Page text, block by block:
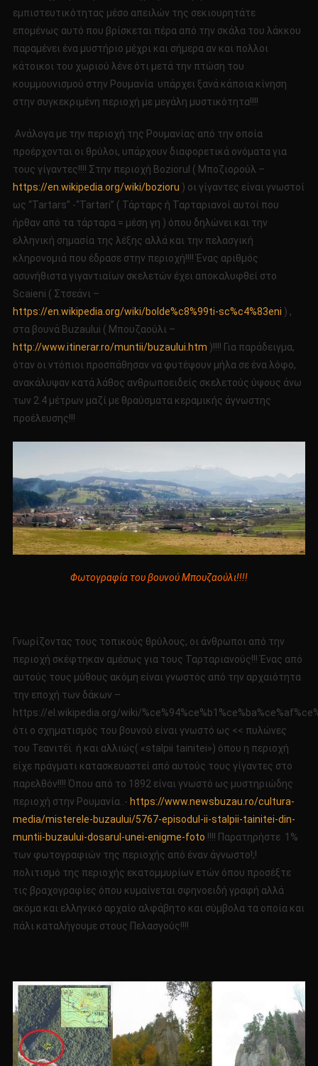
εμπιστευτικότητας μέσο απειλών της σεκιουρητάτε
επομένως αυτό που βρίσκεται πέρα ​​από την σκάλα του λάκκου
παραμένει ένα μυστήριο μέχρι και σήμερα αν και πολλοι
κάτοικοι του χωριού λένε ότι μετά την πτώση του
κουμμουνισμού στην Ρουμανία υπάρχει ξανά κάποια κίνηση
στην συγκεκριμένη περιοχή με μεγάλη μυστικότητα!!!!
Ανάλογα με την περιοχή της Ρουμανίας από την οποία
προέρχονται οι θρύλοι, υπάρχουν διαφορετικά ονόματα για
τους γίγαντες!!!! Στην περιοχή Boziorul ( Μποζιορούλ –
https://en.wikipedia.org/wiki/bozioru ) οι γίγαντες είναι γνωστοί
ως “Tartars” -“Tartari” ( Τάρταρς ή Ταρταριανοί αυτοί που
ήρθαν από τα τάρταρα = μέση γη ) όπου δηλώνει και την
ελληνική σημασία της λέξης αλλά και την πελασγική
κληρονομιά που έδρασε στην περιοχή!!!! Ένας αριθμός
ασυνήθιστα γιγαντιαίων σκελετών έχει αποκαλυφθεί στο
Scaieni ( Στσεάνι –
https://en.wikipedia.org/wiki/bolde%c8%99ti-sc%c4%83eni ) ,
στα βουνά Buzaului ( Μπουζαούλι –
http://www.itinerar.ro/muntii/buzaului.htm )!!!! Για παράδειγμα,
όταν οι ντόπιοι προσπάθησαν να φυτέψουν μήλα σε ένα λόφο,
ανακάλυψαν κατά λάθος ανθρωποειδείς σκελετούς ύψους άνω
των 2.4 μέτρων μαζί με θραύσματα κεραμικής άγνωστης
προέλευσης!!!
Φωτογραφία του βουνού Μπουζαούλι!!!!
Γνωρίζοντας τους τοπικούς θρύλους, οι άνθρωποι από την
περιοχή σκέφτηκαν αμέσως για τους Ταρταριανούς!!! Ένας από
αυτούς τους μύθους ακόμη είναι γνωστός από την αρχαιότητα
την εποχή των δάκων –
https://el.wikipedia.org/wiki/
ότι ο σχηματισμός του βουνού είναι γνωστό ως << πυλώνες
του Τεανιτέϊ ή και αλλιώς( «stalpii tainitei») όπου η περιοχή
είχε πράγματι κατασκευαστεί από αυτούς τους γίγαντες στο
παρελθόν!!!! Όπου από το 1892 είναι γνωστό ως μυστηριώδης
περιοχή στην Ρουμανία..- https://www.newsbuzau.ro/cultura-
media/misterele-buzaului/5767-episodul-ii-stalpii-tainitei-din-
muntii-buzaului-dosarul-unei-enigme-foto !!!! Παρατηρήστε 1%
των φωτογραφιών της περιοχής από έναν άγνωστο!;!
πολιτισμό της περιοχής εκατομμυρίων ετών όπου προσέξτε
τις βραχογραφίες όπου κυμαίνεται σφηνοειδή γραφή αλλά
ακόμα και ελληνικό αρχαίο αλφάβητο και σύμβολα τα οποία και
πάλι καταλήγουμε στους Πελασγούς!!!!